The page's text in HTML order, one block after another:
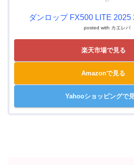
ダンロップ FX500 LITE
posted with カエレバ
楽天市場で見る
Amazonで見る
Yahooショッピングで